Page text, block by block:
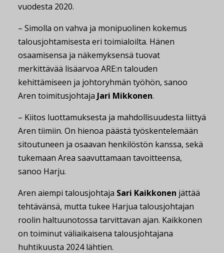
vuodesta 2020.
– Simolla on vahva ja monipuolinen kokemus
talousjohtamisesta eri toimialoilta. Hänen
osaamisensa ja näkemyksensä tuovat
merkittävää lisäarvoa ARE:n talouden
kehittämiseen ja johtoryhmän työhön, sanoo
Aren toimitusjohtaja Jari Mikkonen.
– Kiitos luottamuksesta ja mahdollisuudesta liittyä
Aren tiimiin. On hienoa päästä työskentelemään
sitoutuneen ja osaavan henkilöstön kanssa, sekä
tukemaan Area saavuttamaan tavoitteensa,
sanoo Harju.
Aren aiempi talousjohtaja Sari Kaikkonen jättää
tehtävänsä, mutta tukee Harjua talousjohtajan
roolin haltuunotossa tarvittavan ajan. Kaikkonen
on toiminut väliaikaisena talousjohtajana
huhtikuusta 2024 lähtien.